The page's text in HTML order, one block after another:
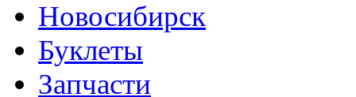
Новосибирск
Буклеты
Запчасти